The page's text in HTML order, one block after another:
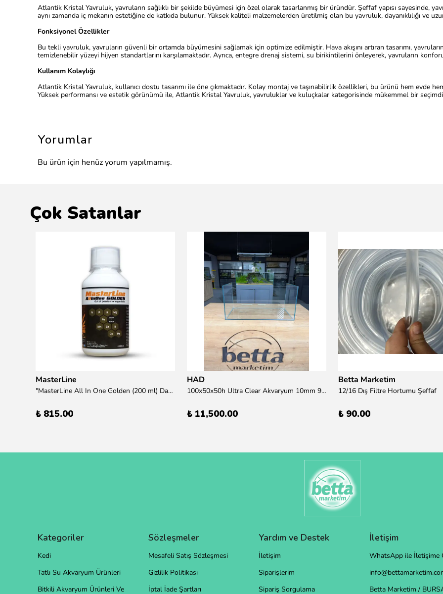
Atlantik Kristal Yavruluk, yavruların sağlıklı bir şekilde büyümesi için özel olarak tasarlanmış bir üründür. Şeffaf yapısı sayesinde,
aynı zamanda iç mekanın estetiğine de katkıda bulunur. Yüksek kaliteli malzemelerden üretilmiş olan bu yavruluk, dayanıklılığı ve
Fonksiyonel Özellikler
Bu tekli yavruluk, yavruların güvenli bir ortamda büyümesini sağlamak için optimize edilmiştir. Hava akışını artıran tasarımı,
temizlenebilir yüzeyi hijyen standartlarını karşılamaktadır. Ayrıca, entegre drenaj sistemi, su birikintilerini önleyerek, yavruların
Kullanım Kolaylığı
Atlantik Kristal Yavruluk, kullanıcı dostu tasarımı ile öne çıkmaktadır. Kolay montaj ve taşınabilirlik özellikleri, bu ürünü hem evde
Yüksek performansı ve estetik görünümü ile, Atlantik Kristal Yavruluk, yavruluklar ve kuluçkalar kategorisinde mükemmel bir
Yorumlar
Bu ürün için henüz yorum yapılmamış.
Çok Satanlar
MasterLine
"MasterLine All In One Golden (200 ml) Daha yüksek zorluk derecesine sahip bitkiler için Özel formül Tam Besin "
₺ 815.00
HAD
100x50x50h Ultra Clear Akvaryum 10mm 90derece Birleşim /Sadece Otobüs Kargosu ile Gönderim Yapılır !
₺ 11,500.00
Betta Marketim
12/16 Dış Filtre Hortumu Şeffaf
₺ 90.00
Kategoriler
Kedi
Tatlı Su Akvaryum Ürünleri
Bitkili Akvaryum Ürünleri Ve
Sözleşmeler
Mesafeli Satış Sözleşmesi
Gizlilik Politikası
İptal İade Şartları
Yardım ve Destek
İletişim
Siparişlerim
Sipariş Sorgulama
İletişim
WhatsApp ile İletişime
Betta Marketim /